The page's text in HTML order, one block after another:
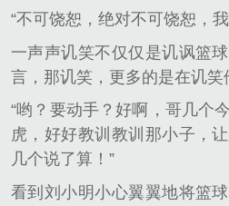
“不可饶恕，绝对不可饶恕，
一声声讥笑不仅仅是讥讽篮
言，那讥笑，更多的是在讥笑
“哟？要动手？好啊，哥几个
虎，好好教训教训那小子，
几个说了算！”
看到刘小明小心翼翼地将篮